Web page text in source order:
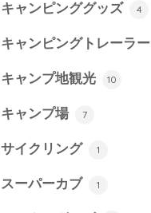
キャンピンググッズ 4
キャンピングトレーラー
キャンプ地観光 10
キャンプ場 7
サイクリング 1
スーパーカブ 1